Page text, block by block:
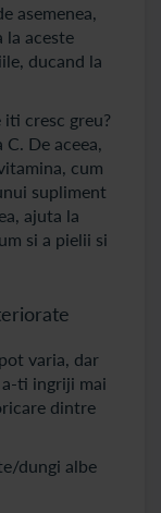
asemenea,
la aceste
ducand la
iti cresc greu?
De aceea,
cum
supliment
ajuta la
si a pielii si
varia, dar
ti ingriji mai
dintre
dungi albe